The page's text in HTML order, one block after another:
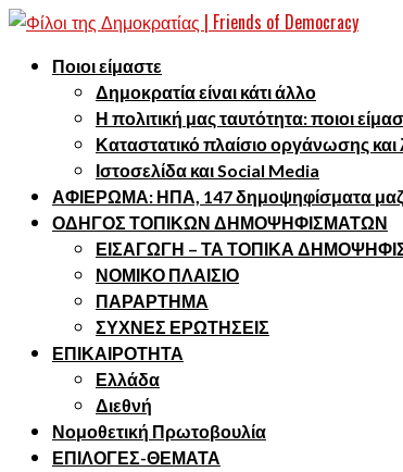
Ποιοι είμαστε
Δημοκρατία είναι κάτι άλλο
Η πολιτική μας ταυτότητα: ποιοι
Καταστατικό πλαίσιο οργάνωσης και
Ιστοσελίδα και Social Media
ΑΦΙΕΡΩΜΑ: ΗΠΑ, 147 δημοψηφίσματα μαζί
ΟΔΗΓΟΣ ΤΟΠΙΚΩΝ ΔΗΜΟΨΗΦΙΣΜΑΤΩΝ
ΕΙΣΑΓΩΓΗ – ΤΑ ΤΟΠΙΚΑ
ΝΟΜΙΚΟ ΠΛΑΙΣΙΟ
ΠΑΡΑΡΤΗΜΑ
ΣΥΧΝΕΣ ΕΡΩΤΗΣΕΙΣ
ΕΠΙΚΑΙΡΟΤΗΤΑ
Ελλάδα
Διεθνή
Νομοθετική Πρωτοβουλία
ΕΠΙΛΟΓΕΣ-ΘΕΜΑΤΑ